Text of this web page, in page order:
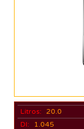
Litros:
20.0
DI:
1.045